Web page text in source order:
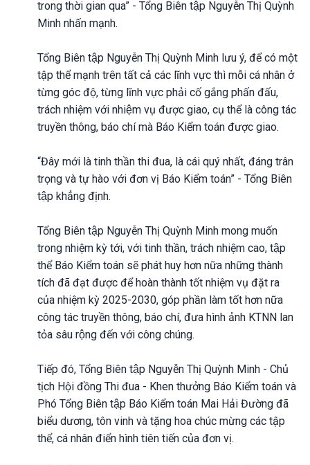
trong thời gian qua” - Tổng Biên tập Nguyễn Thị Quỳnh
Minh nhấn mạnh.
Tổng Biên tập Nguyễn Thị Quỳnh Minh lưu ý, để có một
tập thể mạnh trên tất cả các lĩnh vực thì mỗi cá nhân ở
từng góc độ, từng lĩnh vực phải cố gắng phấn đấu,
trách nhiệm với nhiệm vụ được giao, cụ thể là công tác
truyền thông, báo chí mà Báo Kiểm toán được giao.
“Đây mới là tinh thần thi đua, là cái quý nhất, đáng trân
trọng và tự hào với đơn vị Báo Kiểm toán” - Tổng Biên
tập khẳng định.
Tổng Biên tập Nguyễn Thị Quỳnh Minh mong muốn
trong nhiệm kỳ tới, với tinh thần, trách nhiệm cao, tập
thể Báo Kiểm toán sẽ phát huy hơn nữa những thành
tích đã đạt được để hoàn thành tốt nhiệm vụ đặt ra
của nhiệm kỳ 2025-2030, góp phần làm tốt hơn nữa
công tác truyền thông, báo chí, đưa hình ảnh KTNN lan
tỏa sâu rộng đến với công chúng.
Tiếp đó, Tổng Biên tập Nguyễn Thị Quỳnh Minh - Chủ
tịch Hội đồng Thi đua - Khen thưởng Báo Kiểm toán và
Phó Tổng Biên tập Báo Kiểm toán Mai Hải Đường đã
biểu dương, tôn vinh và tặng hoa chúc mừng các tập
thể, cá nhân điển hình tiên tiến của đơn vị.